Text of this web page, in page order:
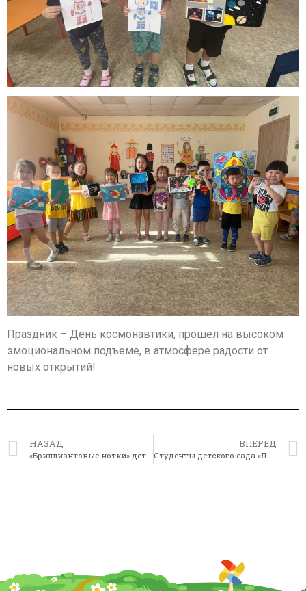
Праздник – День космонавтики, прошел на высоком
эмоциональном подъеме, в атмосфере радости от
новых открытий!
НАЗАД
«Бриллиантовые нотки» детских голосов
ВПЕРЕД
Студенты детского сада «Лингва» – победители международного конкурса детского рисунка «Я – гражданин мира!»